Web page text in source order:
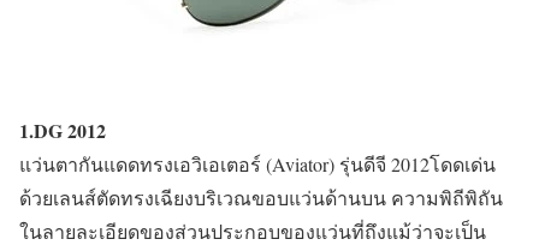
1.DG 2012
แว่นตากันแดดทรงเอวิเอเตอร์ (Aviator) รุ่นดีจี 2012โดดเด่น
ด้วยเลนส์ตัดทรงเฉียงบริเวณขอบแว่นด้านบน ความพิถีพิถัน
ในลายละเอียดของส่วนประกอบของแว่นที่ถึงแม้ว่าจะเป็น